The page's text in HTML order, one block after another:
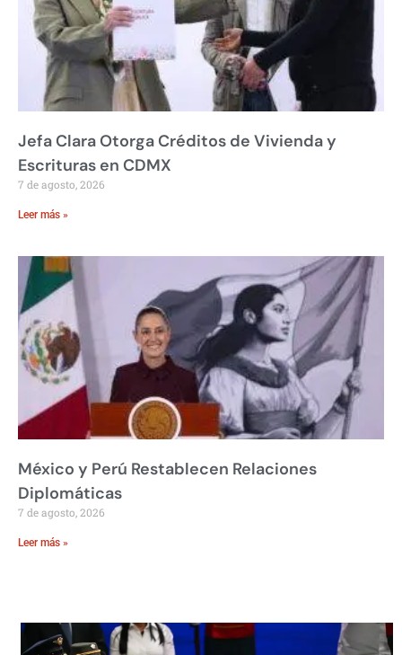
Jefa Clara Otorga Créditos de Vivienda y
Escrituras en CDMX
7 de agosto, 2026
Leer más »
México y Perú Restablecen Relaciones
Diplomáticas
7 de agosto, 2026
Leer más »